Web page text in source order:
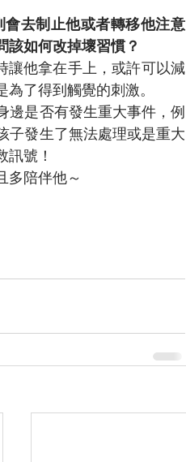
去制止他或者轉移他注意
該如何改掉壞習慣？
讓他拿在手上，或許可以減
了得到觸覺的刺激。
邊是否有發生重大事件，例
子發生了無法處理或是重大
號！
多陪伴他～